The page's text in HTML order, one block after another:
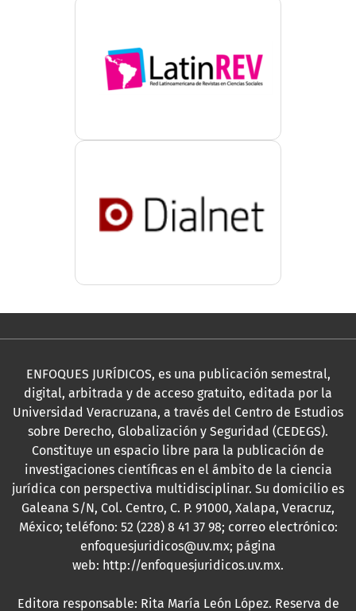
ENFOQUES JURÍDICOS, es una publicación semestral,
digital, arbitrada y de acceso gratuito, editada por la
Universidad Veracruzana, a través del Centro de Estudios
sobre Derecho, Globalización y Seguridad (CEDEGS).
Constituye un espacio libre para la publicación de
investigaciones científicas en el ámbito de la ciencia
jurídica con perspectiva multidisciplinar. Su domicilio es
Galeana S/N, Col. Centro, C. P. 91000, Xalapa, Veracruz,
México; teléfono: 52 (228) 8 41 37 98; correo electrónico:
enfoquesjuridicos@uv.mx; página
web: http://enfoquesjuridicos.uv.mx.
Editora responsable: Rita María León López. Reserva de